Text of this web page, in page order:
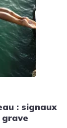
: signaux
grave